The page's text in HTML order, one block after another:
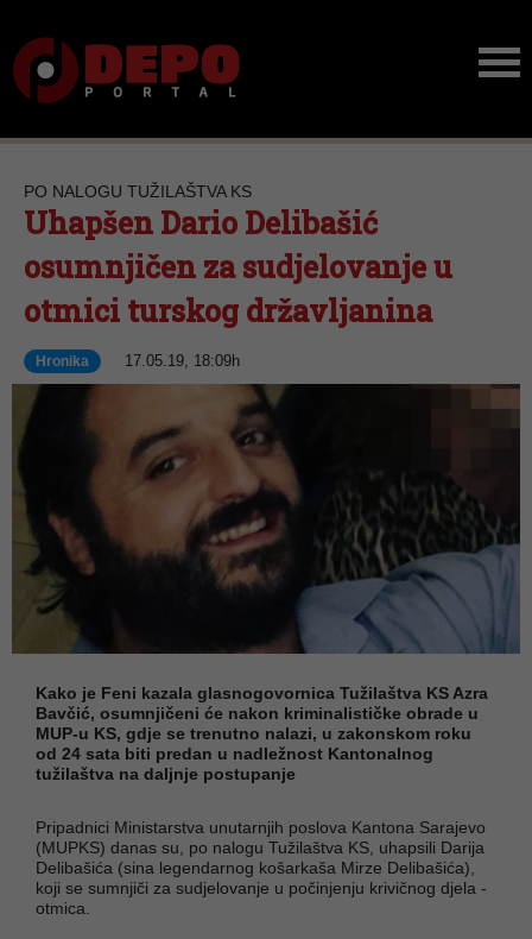
PO NALOGU TUŽILAŠTVA KS
Uhapšen Dario Delibašić
osumnjičen za sudjelovanje u
otmici turskog državljanina
Hronika 17.05.19, 18:09h
Kako je Feni kazala glasnogovornica Tužilaštva KS Azra
Bavčić, osumnjičeni će nakon kriminalističke obrade u
MUP-u KS, gdje se trenutno nalazi, u zakonskom roku
od 24 sata biti predan u nadležnost Kantonalnog
tužilaštva na daljnje postupanje
Pripadnici Ministarstva unutarnjih poslova Kantona Sarajevo
(MUPKS) danas su, po nalogu Tužilaštva KS, uhapsili Darija
Delibašića (sina legendarnog košarkaša Mirze Delibašića),
koji se sumnjiči za sudjelovanje u počinjenju krivičnog djela -
otmica.